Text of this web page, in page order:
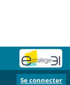
Se connecter